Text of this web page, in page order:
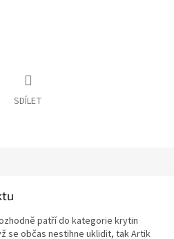
SDÍLET
patří do kategorie krytin
se občas nestihne uklidit, tak Artik